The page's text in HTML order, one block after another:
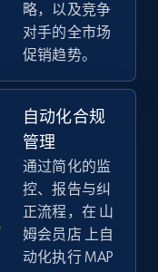
Detailed
and more.
立即开始
Seller rating,
category, and
略，以及竞争
对手的全市场
促销趋势。
自动化合规
管理
通过简化的监
控、报告与纠
正流程，在 山
姆会员店 上自
动化执行 MAP